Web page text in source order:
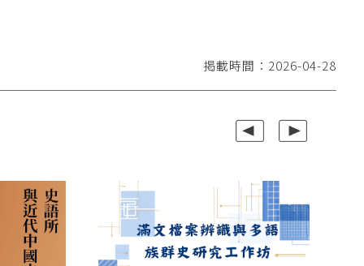
掲載時間：2026-04-28
上一組